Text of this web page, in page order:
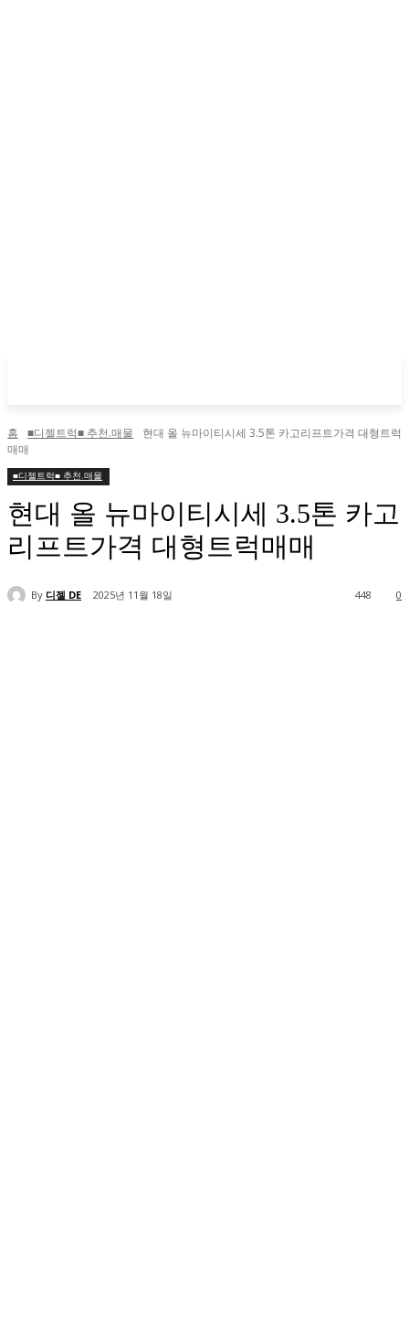
홈 ■디젤트럭■ 추천.매물
현대 올 뉴마이티시세 3.5톤 카고리프트가격 대형트럭
매매
■디젤트럭■ 추천.매물
현대 올 뉴마이티시세 3.5톤 카고
리프트가격 대형트럭매매
By 디젤 DE 2025년 11월 18일 0
448